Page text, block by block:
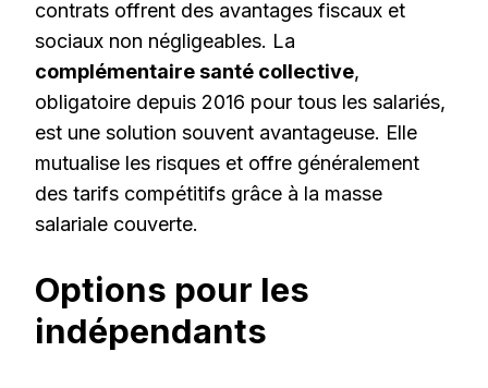
contrats offrent des avantages fiscaux et
sociaux non négligeables. La
complémentaire santé collective,
obligatoire depuis 2016 pour tous les salariés,
est une solution souvent avantageuse. Elle
mutualise les risques et offre généralement
des tarifs compétitifs grâce à la masse
salariale couverte.
Options pour les
indépendants